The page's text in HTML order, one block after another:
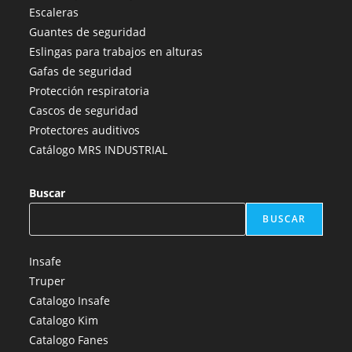
en
una
nueva
pestaña
una
nueva
pestaña
una
nueva
pestaña
nueva
Escaleras
Guantes de seguridad
Eslingas para trabajos en alturas
Gafas de seguridad
Protección respiratoria
Cascos de seguridad
Protectores auditivos
Catálogo MRS INDUSTRIAL
Buscar
BUSCAR
Insafe
Truper
Catalogo Insafe
Catalogo Kim
Catalogo Fanes